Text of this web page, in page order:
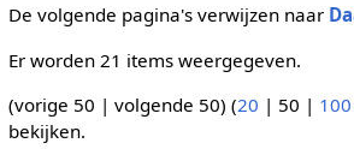
De volgende pagina's verwijzen naar
Er worden 21 items weergegeven.
(vorige 50 | volgende 50) (20 | 50 | 100
bekijken.